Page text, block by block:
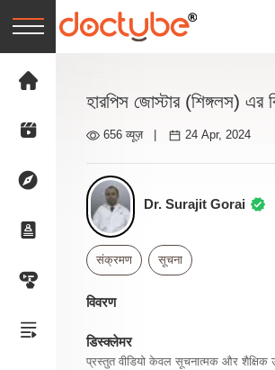
হারপিস জোস্টার (শিঙ্গলস) এর
656 व्यूज़ 24 Apr, 2024
Dr. Surajit Gorai
संक्रमण सूचना
विवरण
डिस्क्लेमर
प्रस्तुत वीडियो केवल सूचनात्मक और शैक्षिक